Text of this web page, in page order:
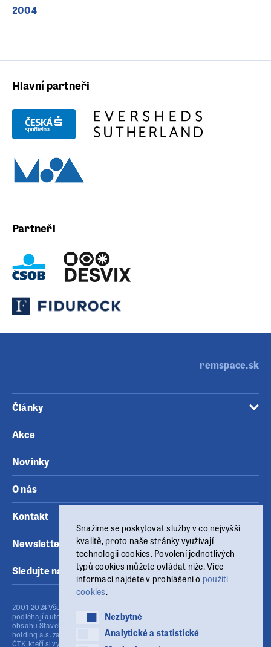
2004
Hlavní partneři
Partneři
remspace.sk
Články
Akce
Novinky
O nás
Kontakt
Newsletter
Sledujte nás
2001-2024 Všechny materiály zveřejněné na těchto www stránkách
podléhají autorskému zákonu (č.121/2000 Sb.). Publikování nebo šíření
obsahu Stavebního fóra je bez písemného souhlasu provozovatele MSG
holding a.s. zakázáno. Stavební fórum využívá agenturní zpravodajství
ČTK, kteří si vyhrazují veškerá práva. Publikování nebo další šíření obsahu
Snažíme se poskytovat služby v co nejvyšší
kvalitě, proto naše stránky využívají
technologii cookies. Povolení jednotlivých
typů cookies můžete ovládat níže. Více
informací najdete v prohlášení o použití
cookies.
NezbytnéNezbytné
Analytické a statistické
Analytické a statistické